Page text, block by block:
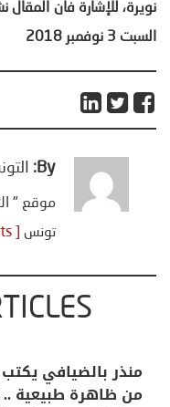
نويرة، للإشارة فان
السبت 3 نوفمبر 2018
By:
موقع "
تونس
منذر بالضيافي
من ظاهرة طبيعية